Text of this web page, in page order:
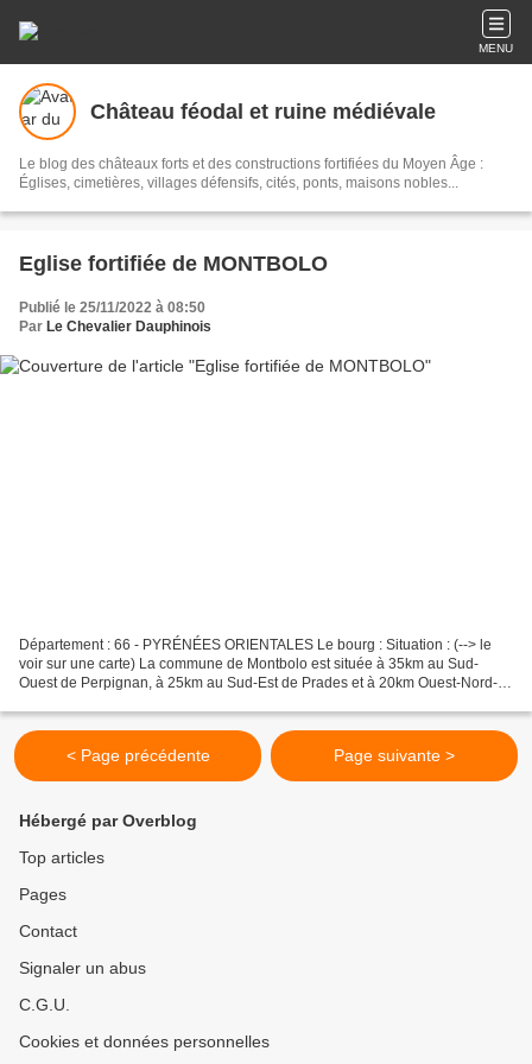
MENU
Château féodal et ruine médiévale
Le blog des châteaux forts et des constructions fortifiées du Moyen Âge :
Églises, cimetières, villages défensifs, cités, ponts, maisons nobles...
Eglise fortifiée de MONTBOLO
Publié le 25/11/2022 à 08:50
Par Le Chevalier Dauphinois
Département : 66 - PYRÉNÉES ORIENTALES Le bourg : Situation : (--> le
voir sur une carte) La commune de Montbolo est située à 35km au Sud-
Ouest de Perpignan, à 25km au Sud-Est de Prades et à 20km Ouest-Nord-
< Page précédente Page suivante >
Hébergé par Overblog
Top articles
Pages
Contact
Signaler un abus
C.G.U.
Cookies et données personnelles